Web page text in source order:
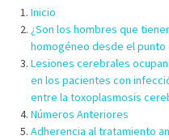
Inicio
¿Son los hombres que
homogéneo desde el
Lesiones cerebrales
en los pacientes con
entre la toxoplasmosis
Números Anteriores
Adherencia al tratamiento